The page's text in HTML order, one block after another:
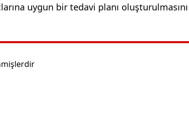
uygun bir tedavi planı oluşturulmasını